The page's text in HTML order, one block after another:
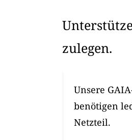
zulegen.
Unsere
benötigen
Netzteil.